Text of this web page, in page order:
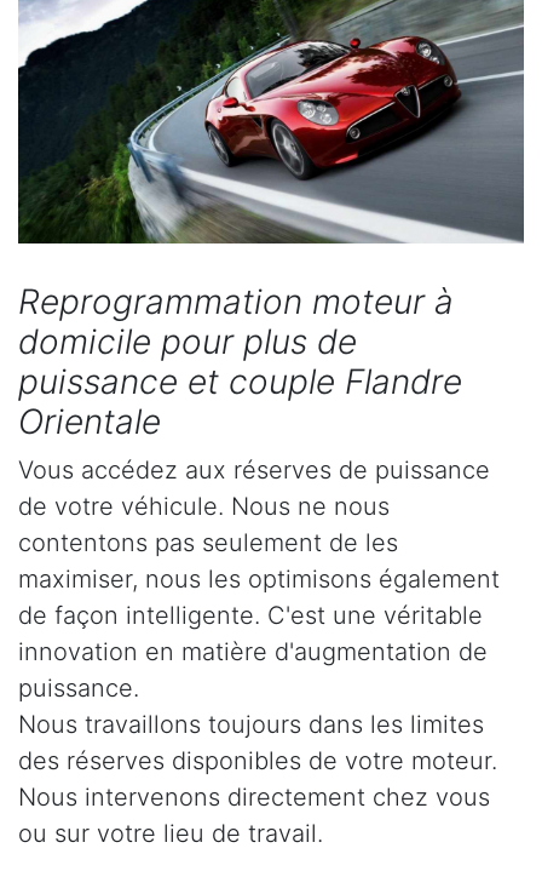
Reprogrammation moteur à
domicile pour plus de
puissance et couple Flandre
Orientale
Vous accédez aux réserves de puissance
de votre véhicule. Nous ne nous
contentons pas seulement de les
maximiser, nous les optimisons également
de façon intelligente. C'est une véritable
innovation en matière d'augmentation de
puissance.
Nous travaillons toujours dans les limites
des réserves disponibles de votre moteur.
Nous intervenons directement chez vous
ou sur votre lieu de travail.